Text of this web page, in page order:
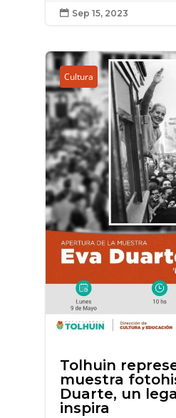
 Sep 15, 2023
Cultura
Tolhuin
muestra
Duarte, un
inspira